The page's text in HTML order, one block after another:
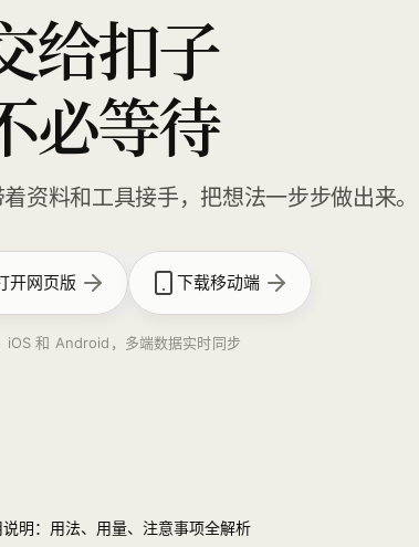
给扣子
必等待
资料和工具接手，把想法一步步做出来。
开网页版 下载移动端
和 Android，多端数据实时同步
明：用法、用量、注意事项全解析